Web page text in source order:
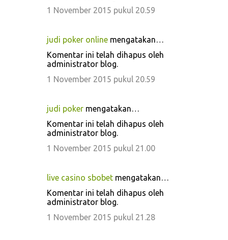
1 November 2015 pukul 20.59
judi poker online mengatakan…
Komentar ini telah dihapus oleh
administrator blog.
1 November 2015 pukul 20.59
judi poker mengatakan…
Komentar ini telah dihapus oleh
administrator blog.
1 November 2015 pukul 21.00
live casino sbobet mengatakan…
Komentar ini telah dihapus oleh
administrator blog.
1 November 2015 pukul 21.28